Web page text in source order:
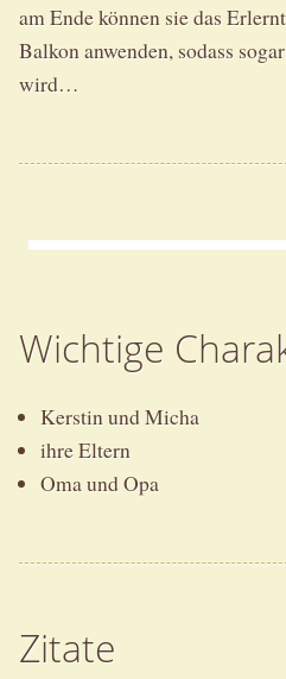
am Ende können sie das
Balkon anwenden, sodass
wird…
Wichtige
Kerstin und Micha
ihre Eltern
Oma und Opa
Zitate